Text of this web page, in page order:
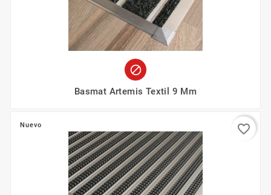

Basmat Artemis Textil 9 Mm
Nuevo favorite_border